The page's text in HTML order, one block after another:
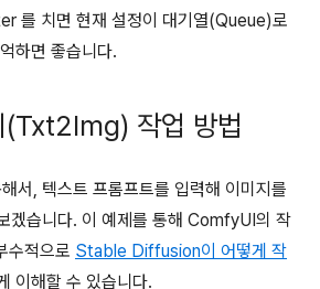
를 치면 현재 설정이 대기열(Queue)로
하면 좋습니다.
(Txt2Img) 작업 방법
서, 텍스트 프롬프트를 입력해 이미지를
겠습니다. 이 예제를 통해 ComfyUI의 작
수적으로 Stable Diffusion이 어떻게 작
이해할 수 있습니다.